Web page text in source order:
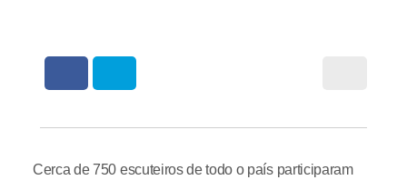
Cerca de 750 escuteiros de todo o país participaram